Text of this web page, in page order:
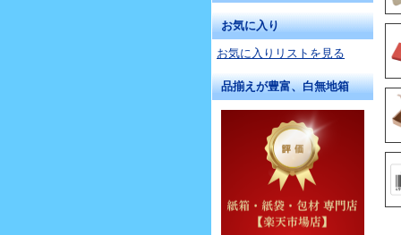
お気に入り
お気に入りリストを見る
品揃えが豊富、白無地箱